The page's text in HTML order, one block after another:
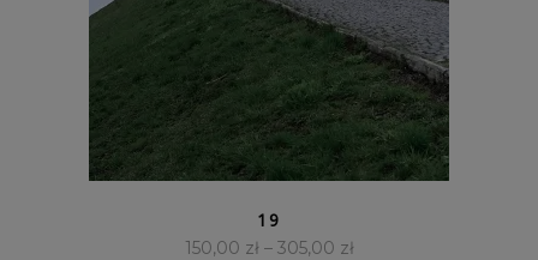
19
150,00 zł – 305,00 zł